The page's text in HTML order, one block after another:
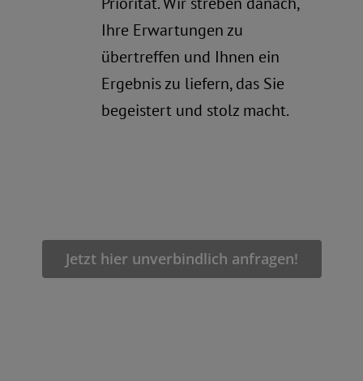
Ihre Erwartungen zu
übertreffen und Ihnen ein
Ergebnis zu liefern, das Sie
begeistert und stolz macht.
Jetzt hier unverbindlich anfragen!